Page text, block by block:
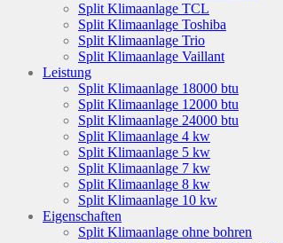
Split Klimaanlage TCL
Split Klimaanlage Toshiba
Split Klimaanlage Trio
Split Klimaanlage Vaillant
Leistung
Split Klimaanlage 18000 btu
Split Klimaanlage 12000 btu
Split Klimaanlage 24000 btu
Split Klimaanlage 4 kw
Split Klimaanlage 5 kw
Split Klimaanlage 7 kw
Split Klimaanlage 8 kw
Split Klimaanlage 10 kw
Eigenschaften
Split Klimaanlage ohne bohren